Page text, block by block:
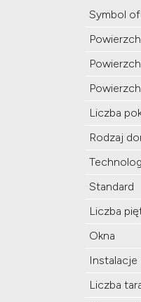
Symbol
Liczba
Rodzaj
Standard
Liczba
Okna
Instalacje
Liczba